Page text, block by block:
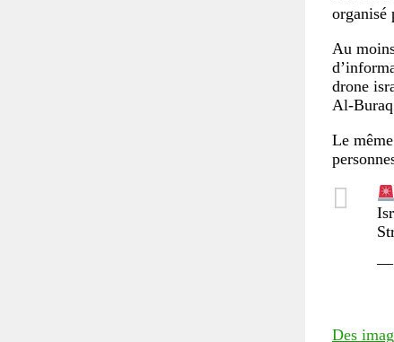
organisé
Au
drone
Al-
Le
—
Des